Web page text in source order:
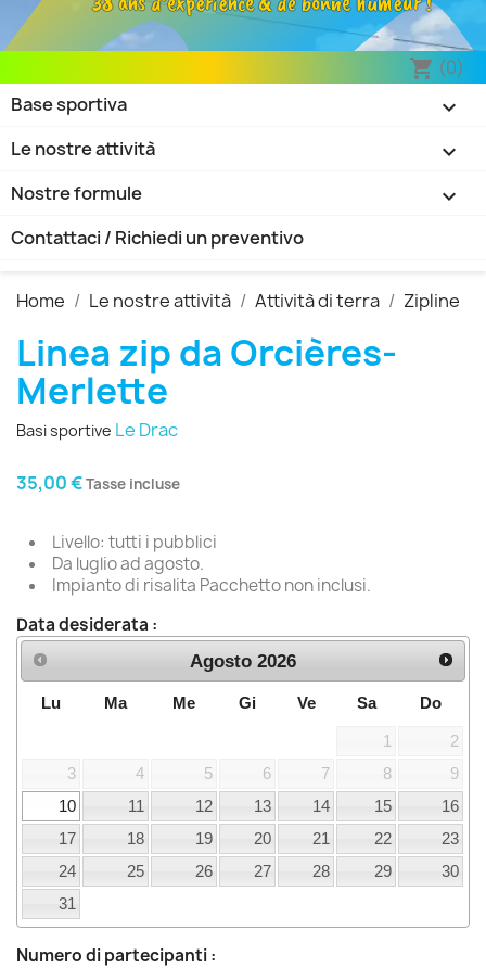
shopping_cart (0)

Base sportiva

Le nostre attività

Nostre formule
Contattaci / Richiedi un preventivo
Home Le nostre attività Attività di terra Zipline
Linea zip da Orcières-
Merlette
Basi sportive Le Drac
35,00 €Tasse incluse
Livello: tutti i pubblici
Da luglio ad agosto.
Impianto di risalita Pacchetto non inclusi.
Data desiderata :
Agosto 2026
Lu Ma Me Gi Ve Sa Do
1
2
3
4 5 6 7 8
9
10
11 12 13 14 15
16
17
18 19 20 21 22
23
24
25 26 27 28 29
30
31
Numero di partecipanti :